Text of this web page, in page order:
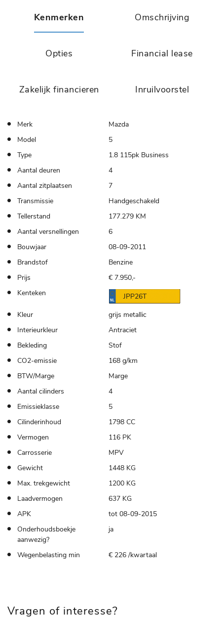
Kenmerken Omschrijving
Opties Financial lease
Zakelijk financieren Inruilvoorstel
Merk
Mazda
Model
5
Type
1.8 115pk Business
Aantal deuren
4
Aantal zitplaatsen
7
Transmissie
Handgeschakeld
Tellerstand
177.279 KM
Aantal versnellingen
6
Bouwjaar
08-09-2011
Brandstof
Benzine
Prijs
€ 7.950,-
Kenteken
JPP26T
Kleur
grijs metallic
Interieurkleur
Antraciet
Bekleding
Stof
CO2-emissie
168 g/km
BTW/Marge
Marge
Aantal cilinders
4
Emissieklasse
5
Cilinderinhoud
1798 CC
Vermogen
116 PK
Carrosserie
MPV
Gewicht
1448 KG
Max. trekgewicht
1200 KG
Laadvermogen
637 KG
APK
tot 08-09-2015
Onderhoudsboekje
aanwezig?
ja
Wegenbelasting min € 226 /kwartaal
Vragen of interesse?